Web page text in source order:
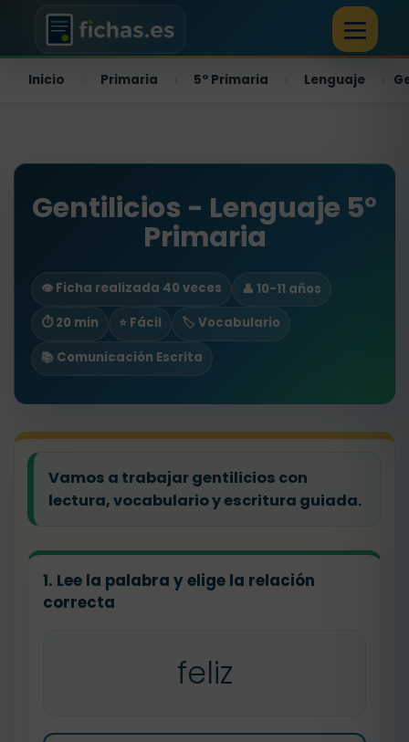
Inicio Primaria 5º Primaria Lenguaje
Gentilicios - Lenguaje 5º
Primaria
👁️ Ficha realizada 40 veces
👤 10-11 años
⏱ 20 min
⭐ Fácil
🏷️ Vocabulario
📚 Comunicación Escrita
Vamos a trabajar gentilicios con
lectura, vocabulario y escritura guiada.
1. Lee la palabra y elige la relación
correcta
feliz